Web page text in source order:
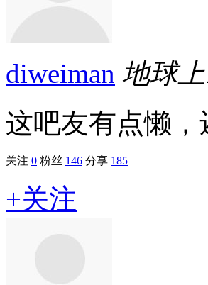
diweiman 地球上
这吧友有点懒
关注 0 粉丝 146 分享 185
+关注